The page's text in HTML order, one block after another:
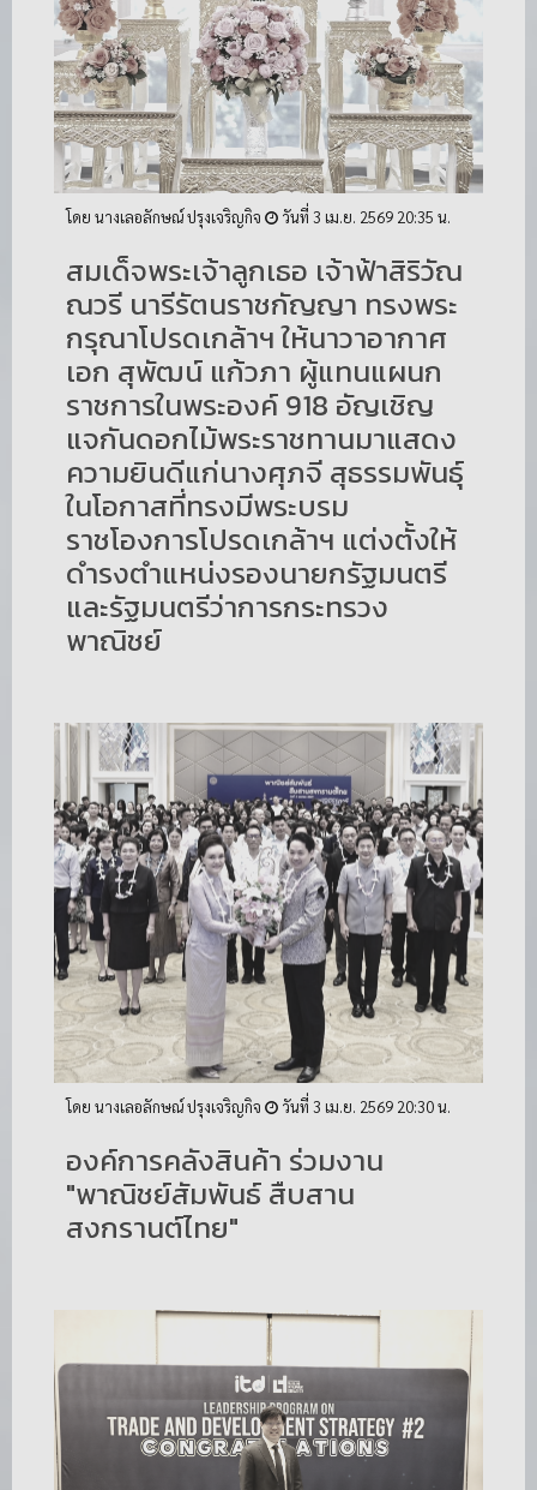
โดย นางเลอลักษณ์ ปรุงเจริญกิจ วันที่ 3 เม.ย. 2569 20:35 น.
สมเด็จพระเจ้าลูกเธอ เจ้าฟ้าสิริวัณ
ณวรี นารีรัตนราชกัญญา ทรงพระ
กรุณาโปรดเกล้าฯ ให้นาวาอากาศ
เอก สุพัฒน์ แก้วภา ผู้แทนแผนก
ราชการในพระองค์ 918 อัญเชิญ
แจกันดอกไม้พระราชทานมาแสดง
ความยินดีแก่นางศุภจี สุธรรมพันธุ์
ในโอกาสที่ทรงมีพระบรม
ราชโองการโปรดเกล้าฯ แต่งตั้งให้
ดำรงตำแหน่งรองนายกรัฐมนตรี
และรัฐมนตรีว่าการกระทรวง
พาณิชย์
โดย นางเลอลักษณ์ ปรุงเจริญกิจ วันที่ 3 เม.ย. 2569 20:30 น.
องค์การคลังสินค้า ร่วมงาน
"พาณิชย์สัมพันธ์ สืบสาน
สงกรานต์ไทย"